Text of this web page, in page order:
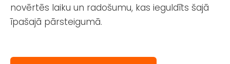
novērtēs laiku un radošumu, kas ieguldīts šajā
īpašajā pārsteigumā.